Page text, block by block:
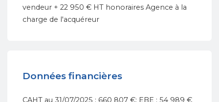
vendeur + 22 950 € HT honoraires Agence à la
charge de l'acquéreur
Données financières
CAHT au 31/07/2025 : 660 807 €; EBE : 54 989 €